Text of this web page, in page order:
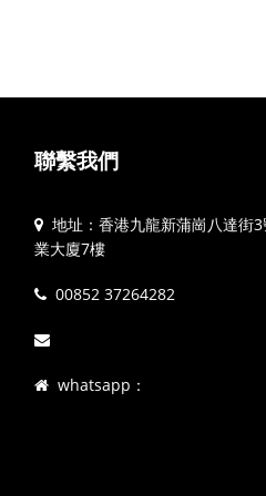
聯繫我們
地址：香港九龍新蒲崗八達街
業大廈7樓
00852 37264282
whatsapp：